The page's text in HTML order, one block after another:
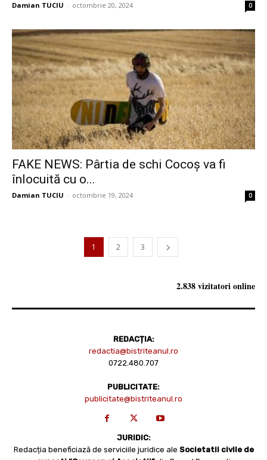
Damian TUCIU - octombrie 20, 2024 0
FAKE NEWS: Pârtia de schi Cocoș va fi
înlocuită cu o...
Damian TUCIU - octombrie 19, 2024 0
1 2 3
2.838 vizitatori online
REDACȚIA:
redactia@bistriteanul.ro
0722.480.707
PUBLICITATE:
publicitate@bistriteanul.ro
JURIDIC:
Redacția beneficiază de serviciile juridice ale Societatii civile de